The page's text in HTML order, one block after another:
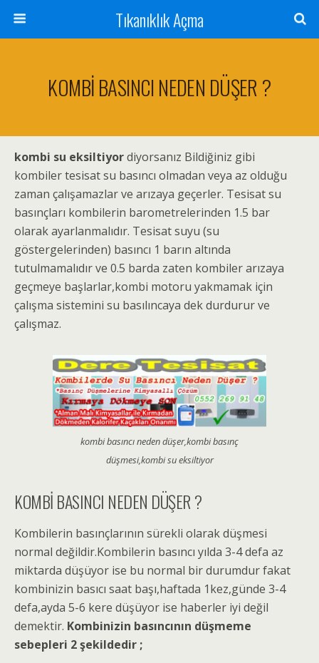
Tıkanıklık Açma
KOMBİ BASINCI NEDEN DÜŞER ?
kombi su eksiltiyordiyorsanız Bildiğiniz gibi
kombiler tesisat su basıncı olmadan veya az olduğu
zaman çalışamazlar ve arızaya geçerler. Tesisat su
basınçları kombilerin barometrelerinden 1.5 bar
olarak ayarlanmalıdır. Tesisat suyu (su
göstergelerinden) basıncı 1 barın altında
tutulmamalıdır ve 0.5 barda zaten kombiler arızaya
geçmeye başlarlar,kombi motoru yakmamak için
çalışma sistemini su basılıncaya dek durdurur ve
çalışmaz.
kombi basıncı neden düşer,kombi basınç
düşmesi,kombi su eksiltiyor
KOMBİ BASINCI NEDEN DÜŞER ?
Kombilerin basınçlarının sürekli olarak düşmesi
normal değildir.Kombilerin basıncı yılda 3-4 defa az
miktarda düşüyor ise bu normal bir durumdur fakat
kombinizin basıcı saat başı,haftada 1kez,günde 3-4
defa,ayda 5-6 kere düşüyor ise haberler iyi değil
demektir. Kombinizin basıncının düşmeme
sebepleri 2 şekildedir ;